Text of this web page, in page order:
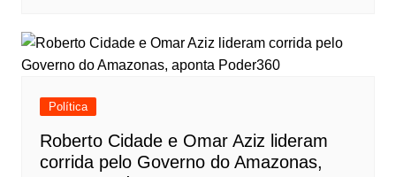
Política
Roberto Cidade e Omar Aziz lideram
corrida pelo Governo do Amazonas,